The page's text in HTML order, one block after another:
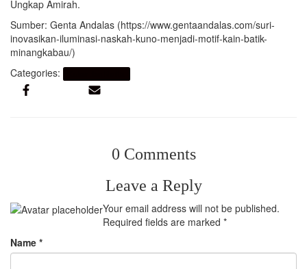
Ungkap Amirah.
Sumber: Genta Andalas (https://www.gentaandalas.com/suri-
inovasikan-iluminasi-naskah-kuno-menjadi-motif-kain-batik-
minangkabau/)
Categories:
0 Comments
Leave a Reply
Your email address will not be published.
Required fields are marked *
Name *